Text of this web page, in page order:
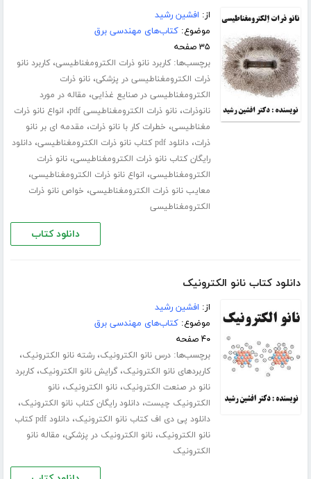
از: افشین رشید
موضوع:کتاب‌های مهندسی برق
۳۵ صفحه
برچسب‌ها:کاربرد نانو ذرات الکترومغناطیسی،کاربرد نانو
ذرات الکترومغناطیسی در پزشکی،نانو ذرات
الکترومغناطیسی در صنایع غذایی، مقاله در مورد
نانوذرات،نانو ذرات الکترومغناطیسی pdf ، انواع نانو ذرات
مغناطیسی، خطرات کار با نانو ذرات، مقدمه ای بر نانو
ذرات،دانلود pdf کتاب نانو ذرات الکترومغناطیسی ،دانلود
رایگان کتاب نانو ذرات الکترومغناطیسی،نانو ذرات
الکترومغناطیسی، انواع نانو ذرات الکترومغناطیسی،
معایب نانو ذرات الکترومغناطیسی، خواص نانو ذرات
الکترومغناطیسی
دانلود کتاب
دانلود کتاب نانو الکترونیک
از: افشین رشید
موضوع:کتاب‌های مهندسی برق
۴۰ صفحه
برچسب‌ها:درس نانو الکترونیک،رشته نانو الکترونیک،
کاربردهای نانو الکترونیک،گرایش نانو الکترونیک،کاربرد
نانو در صنعت الکترونیک،نانو الکترونیک،نانو
الکترونیک چیست،دانلود رایگان کتاب نانو الکترونیک،
دانلود پی دی اف کتاب نانو الکترونیک،
دانلود pdf کتاب
نانو الکترونیک،نانو الکترونیک در پزشکی، مقاله نانو
الکترونیک